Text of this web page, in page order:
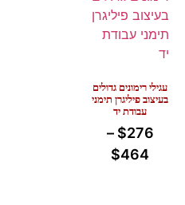
עגילי רימונים גדולים
בעיצוב פיליגרן תימני
עבודת יד
$276
–
$464